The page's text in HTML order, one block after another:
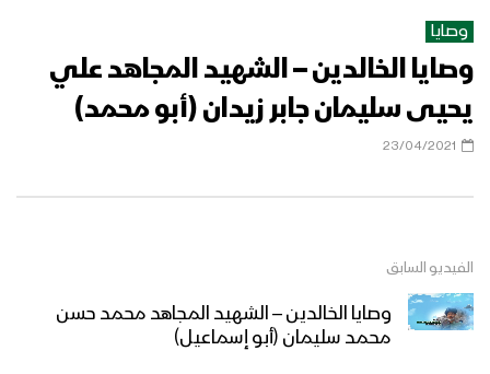
وصايا
وصايا الخالدين – الشهيد المجاهد علي
يحيى سليمان جابر زيدان (أبو محمد)
23/04/2021
الفيديو السابق
وصايا الخالدين – الشهيد المجاهد محمد حسن
محمد سليمان (أبو إسماعيل)